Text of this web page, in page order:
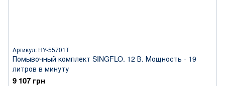
Артикул: HY-55701T
Помывочный комплект SINGFLO. 12 В. Мощность - 19
литров в минуту
9 107 грн